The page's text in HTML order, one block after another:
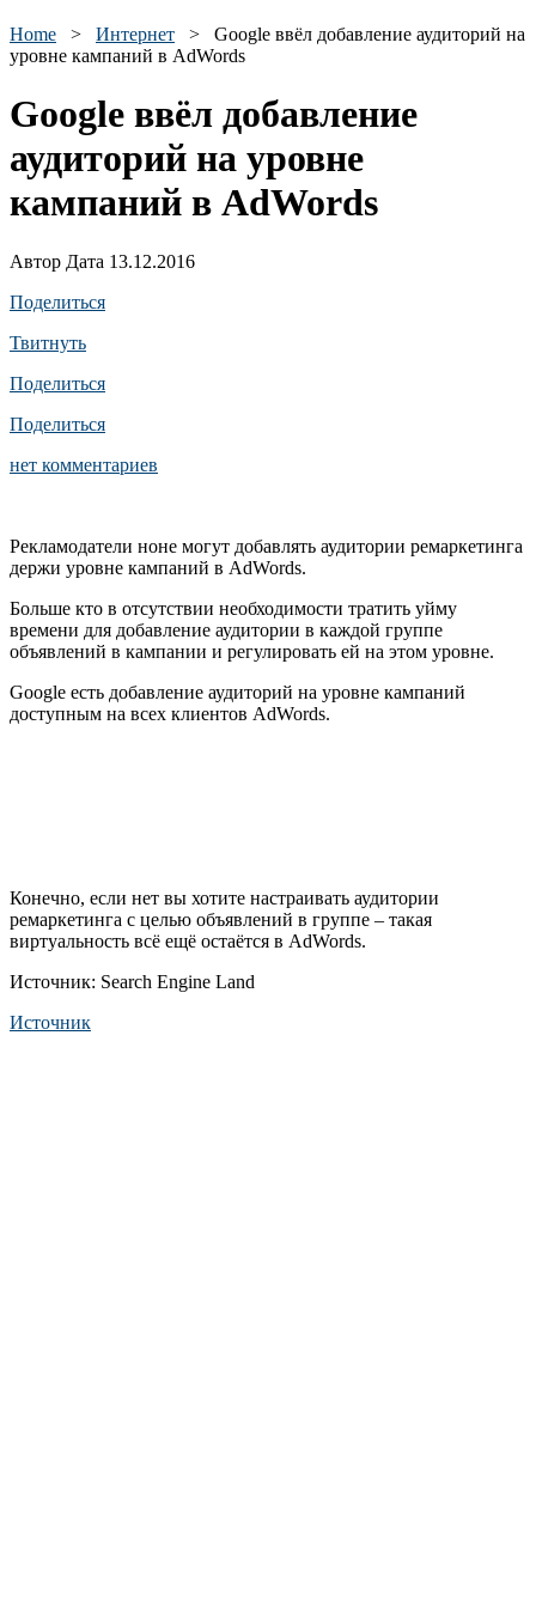
Home > Интернет > Google ввёл добавление аудиторий на
уровне кампаний в AdWords
Google ввёл добавление
аудиторий на уровне
кампаний в AdWords
Автор Дата 13.12.2016
Поделиться
Твитнуть
Поделиться
Поделиться
нет комментариев
Рекламодатели ноне могут добавлять аудитории ремаркетинга
держи уровне кампаний в AdWords.
Больше кто в отсутствии необходимости тратить уйму
времени для добавление аудитории в каждой группе
объявлений в кампании и регулировать ей на этом уровне.
Google есть добавление аудиторий на уровне кампаний
доступным на всех клиентов AdWords.
Конечно, если нет вы хотите настраивать аудитории
ремаркетинга с целью объявлений в группе – такая
виртуальность всё ещё остаётся в AdWords.
Источник: Search Engine Land
Источник